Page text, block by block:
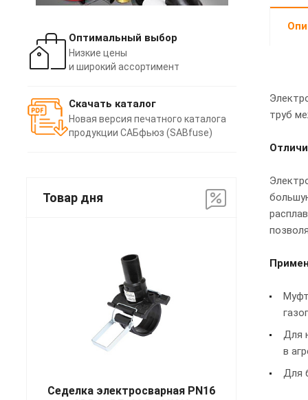
труб
Для
в
Для
Оптимальный выбор
Низкие цены
и широкий ассортимент
Скачать каталог
Новая версия печатного каталога
продукции САБфьюз (SABfuse)
Товар дня
Седелка электросварная PN16